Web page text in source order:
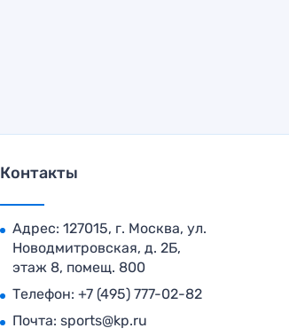
Контакты
Адрес: 127015, г. Москва, ул.
Новодмитровская, д. 2Б,
этаж 8, помещ. 800
Телефон: +7 (495) 777-02-82
Почта: sports@kp.ru